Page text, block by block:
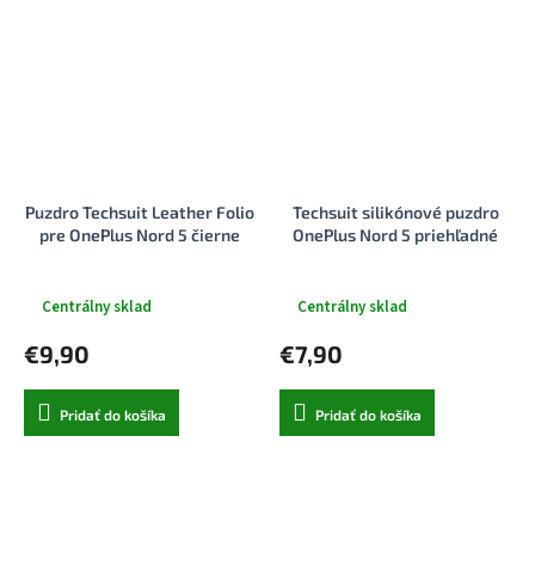
Puzdro Techsuit Leather Folio
pre OnePlus Nord 5 čierne
Centrálny sklad
€9,90
Pridať do košíka
Techsuit silikónové puzdro
OnePlus Nord 5 priehľadné
Centrálny sklad
€7,90
Pridať do košíka